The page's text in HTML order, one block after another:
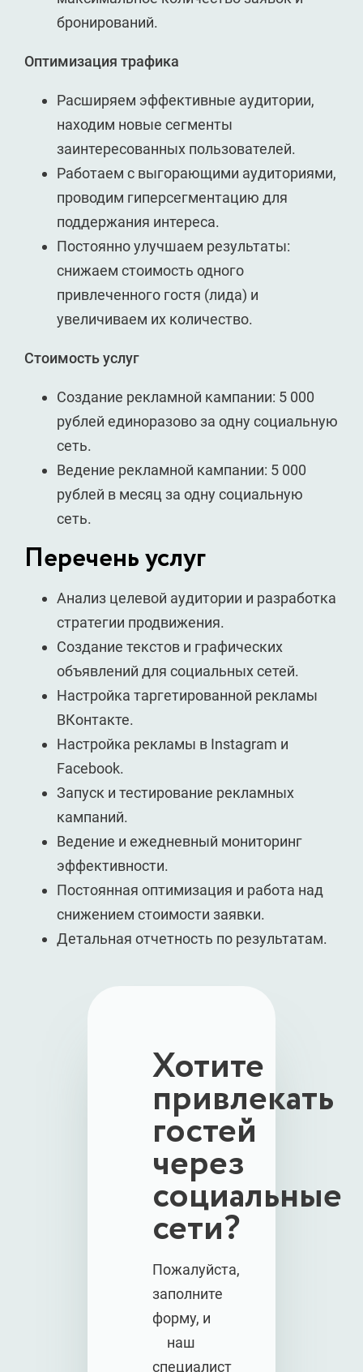
бронирований.
Оптимизация трафика
Расширяем эффективные аудитории,
находим новые сегменты
заинтересованных пользователей.
Работаем с выгорающими аудиториями,
проводим гиперсегментацию для
поддержания интереса.
Постоянно улучшаем результаты:
снижаем стоимость одного
привлеченного гостя (лида) и
увеличиваем их количество.
Стоимость услуг
Создание рекламной кампании: 5 000
рублей единоразово за одну социальную
сеть.
Ведение рекламной кампании: 5 000
рублей в месяц за одну социальную
сеть.
Перечень услуг
Анализ целевой аудитории и разработка
стратегии продвижения.
Создание текстов и графических
объявлений для социальных сетей.
Настройка таргетированной рекламы
ВКонтакте.
Настройка рекламы в Instagram и
Facebook.
Запуск и тестирование рекламных
кампаний.
Ведение и ежедневный мониторинг
эффективности.
Постоянная оптимизация и работа над
снижением стоимости заявки.
Детальная отчетность по результатам.
Хотите
привлекать
гостей
через
социальные
сети?
Пожалуйста,
заполните
форму, и
наш
специалист